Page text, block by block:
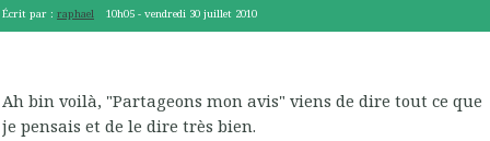
Écrit par : raphael 10h05 -vendredi 30 juillet 2010
Ah bin voilà, "Partageons mon avis" viens de dire tout ce que
je pensais et de le dire très bien.